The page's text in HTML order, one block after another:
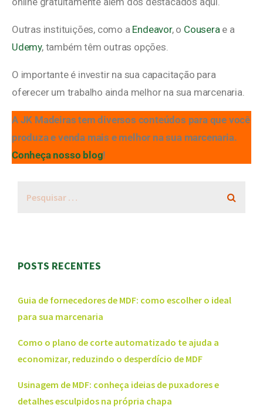
Outras instituições, como a Endeavor, o Cousera e a
Udemy, também têm outras opções.
O importante é investir na sua capacitação para
oferecer um trabalho ainda melhor na sua marcenaria.
A JK Madeiras tem diversos conteúdos para que você
produza e venda mais e melhor na sua marcenaria.
Conheça nosso blog!
POSTS RECENTES
Guia de fornecedores de MDF: como escolher o ideal
para sua marcenaria
Como o plano de corte automatizado te ajuda a
economizar, reduzindo o desperdício de MDF
Usinagem de MDF: conheça ideias de puxadores e
detalhes esculpidos na própria chapa